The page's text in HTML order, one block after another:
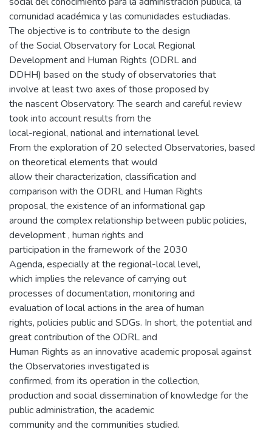
comunidad académica y las comunidades estudiadas.
The objective is to contribute to the design
of the Social Observatory for Local Regional
Development and Human Rights (ODRL and
DDHH) based on the study of observatories that
involve at least two axes of those proposed by
the nascent Observatory. The search and careful review
took into account results from the
local-regional, national and international level.
From the exploration of 20 selected Observatories, based
on theoretical elements that would
allow their characterization, classification and
comparison with the ODRL and Human Rights
proposal, the existence of an informational gap
around the complex relationship between public policies,
development , human rights and
participation in the framework of the 2030
Agenda, especially at the regional-local level,
which implies the relevance of carrying out
processes of documentation, monitoring and
evaluation of local actions in the area of human
rights, policies public and SDGs. In short, the potential and
great contribution of the ODRL and
Human Rights as an innovative academic proposal against
the Observatories investigated is
confirmed, from its operation in the collection,
production and social dissemination of knowledge for the
public administration, the academic
community and the communities studied.